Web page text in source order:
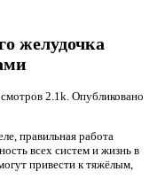
желудочка
2.1k. Опубликовано
правильная работа
всех систем и жизнь в
привести к тяжёлым,